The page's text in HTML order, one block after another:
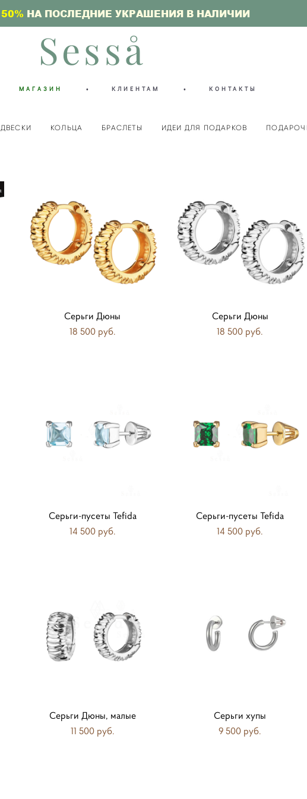
НА ПОСЛЕДНИЕ УКРАШЕНИЯ В НАЛИЧИИ
Sesså
МАГАЗИН • КЛИЕНТАМ • КОНТАКТЫ
КОЛЬЦА БРАСЛЕТЫ ИДЕИ ДЛЯ ПОДАРКОВ
Серьги Дюны
18 500 pуб.
Серьги Дюны
18 500 pуб.
Серьги-пусеты Tefida
14 500 pуб.
Серьги-пусеты Tefida
14 500 pуб.
Серьги Дюны, малые
11 500 pуб.
Серьги хупы
9 500 pуб.